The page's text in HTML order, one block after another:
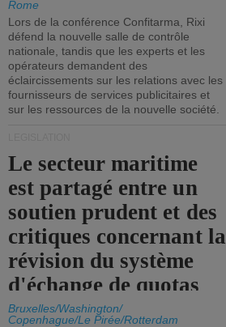
Rome
Lors de la conférence Confitarma, Rixi
défend la nouvelle salle de contrôle
nationale, tandis que les experts et les
opérateurs demandent des
éclaircissements sur les relations avec les
fournisseurs de services publicitaires et
sur les ressources de la nouvelle société.
Le secteur maritime
est partagé entre un
soutien prudent et des
critiques concernant la
révision du système
d'échange de quotas
d'émission de l'UE.
Bruxelles/Washington/
Copenhague/Le Pirée/Rotterdam